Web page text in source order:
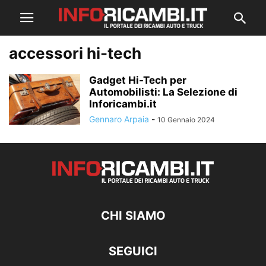
accessori hi-tech
Gadget Hi-Tech per
Automobilisti: La Selezione di
Inforicambi.it
Gennaro Arpaia - 10 Gennaio 2024
CHI SIAMO
SEGUICI